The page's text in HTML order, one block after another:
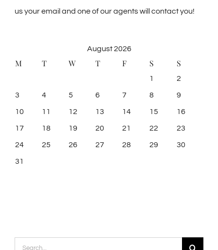
us your email and one of our agents will contact you!
August 2026
M T W T F S S
1 2
3 4 5 6 7 8 9
10 11 12 13 14 15 16
17 18 19 20 21 22 23
24 25 26 27 28 29 30
31
Search